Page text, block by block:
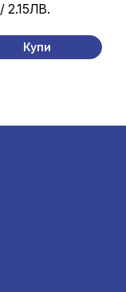
/ 2.15ЛВ.
Купи